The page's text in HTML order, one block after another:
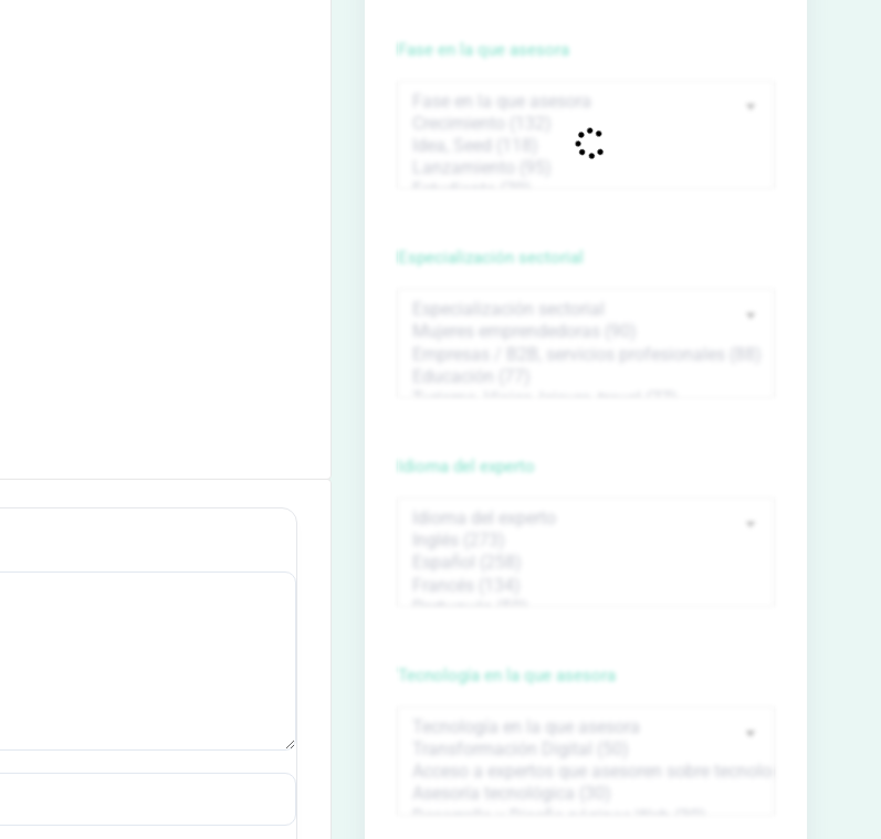
Fase en la que asesora
Especialización sectorial
Idioma del experto
Tecnología en la que asesora